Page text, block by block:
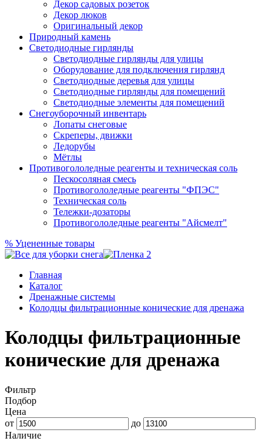
Декор садовых розеток
Декор люков
Оригинальный декор
Природный камень
Светодиодные гирлянды
Светодиодные гирлянды для улицы
Оборудование для подключения гирлянд
Светодиодные деревья для улицы
Светодиодные гирлянды для помещений
Светодиодные элементы для помещений
Снегоуборочный инвентарь
Лопаты снеговые
Скреперы, движки
Ледорубы
Мётлы
Противогололедные реагенты и техническая соль
Пескосоляная смесь
Противогололедные реагенты "ФПЭС"
Техническая соль
Тележки-дозаторы
Противогололедные реагенты "Айсмелт"
% Уцененные товары
Главная
Каталог
Дренажные системы
Колодцы фильтрационные конические для дренажа
Колодцы фильтрационные
конические для дренажа
Фильтр
Подбор
Цена
от
до
Наличие